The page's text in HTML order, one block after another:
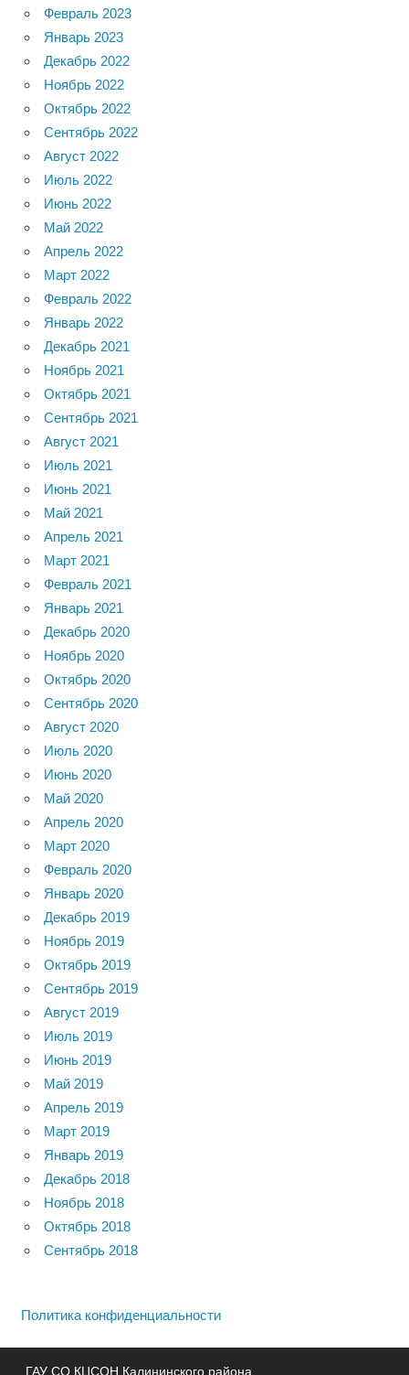
Февраль 2023
Январь 2023
Декабрь 2022
Ноябрь 2022
Октябрь 2022
Сентябрь 2022
Август 2022
Июль 2022
Июнь 2022
Май 2022
Апрель 2022
Март 2022
Февраль 2022
Январь 2022
Декабрь 2021
Ноябрь 2021
Октябрь 2021
Сентябрь 2021
Август 2021
Июль 2021
Июнь 2021
Май 2021
Апрель 2021
Март 2021
Февраль 2021
Январь 2021
Декабрь 2020
Ноябрь 2020
Октябрь 2020
Сентябрь 2020
Август 2020
Июль 2020
Июнь 2020
Май 2020
Апрель 2020
Март 2020
Февраль 2020
Январь 2020
Декабрь 2019
Ноябрь 2019
Октябрь 2019
Сентябрь 2019
Август 2019
Июль 2019
Июнь 2019
Май 2019
Апрель 2019
Март 2019
Январь 2019
Декабрь 2018
Ноябрь 2018
Октябрь 2018
Сентябрь 2018
Политика конфиденциальности
ГАУ СО КЦСОН Калининского района